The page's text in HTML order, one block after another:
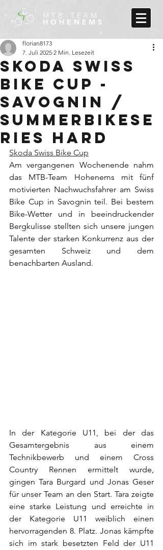
MTB-TEAM
HOHENEMS
Skoda Swiss
Bike Cup -
Savognin /
Summerbikese
ries Hard
florian8173
7. Juli 2025 2 Min. Lesezeit
Skoda Swiss Bike Cup
Am vergangenen Wochenende nahm
das MTB-Team Hohenems mit fünf
motivierten Nachwuchsfahrer am Swiss
Bike Cup in Savognin teil. Bei bestem
Bike-Wetter und in beeindruckender
Bergkulisse stellten sich unsere jungen
Talente der starken Konkurrenz aus der
gesamten Schweiz und dem
benachbarten Ausland.
In der Kategorie U11, bei der das
Gesamtergebnis aus einem
Technikbewerb und einem Cross
Country Rennen ermittelt wurde,
gingen Tara Burgard und Jonas Geser
für unser Team an den Start. Tara zeigte
eine starke Leistung und erreichte in
der Kategorie U11 weiblich einen
hervorragenden 8. Platz. Jonas kämpfte
sich im stark besetzten Feld der U11